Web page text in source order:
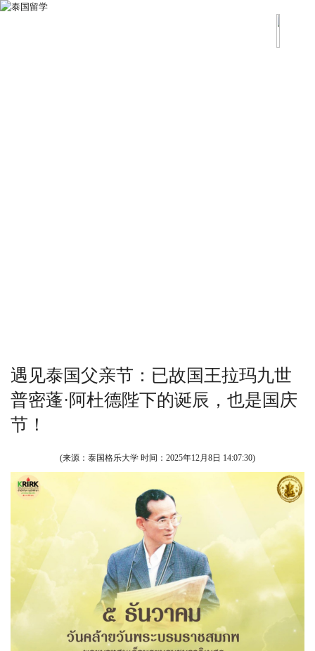
遇见泰国父亲节：已故国王拉玛九世
普密蓬·阿杜德陛下的诞辰，也是国庆
节！
(来源：泰国格乐大学 时间： 2025年12月8日 14:07:30)